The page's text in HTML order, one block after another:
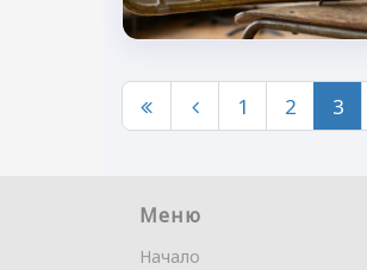
1 2 3
Меню
Начало